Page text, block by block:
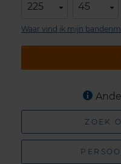
225 45
Waar vind ik mijn
ZOEK